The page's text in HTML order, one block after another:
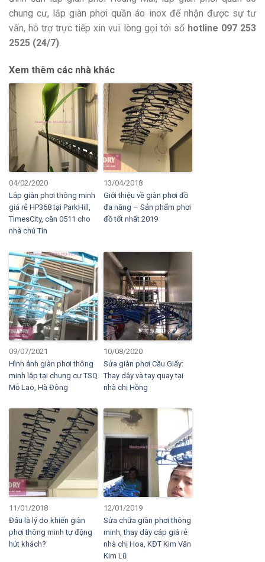
chung cư, lắp giàn phơi quần áo inox để nhận được sự tư
vấn, hỗ trợ trực tiếp xin vui lòng gọi tới số hotline 097 253
2525 (24/7).
Xem thêm các nhà khác
04/02/2020
Lắp giàn phơi thông minh
giá rẻ HP368 tại ParkHill,
TimesCity, căn 0511 cho
nhà chú Tín
13/04/2018
Giới thiệu về giàn phơi đồ
đa năng – Sản phẩm phơi
đồ tốt nhất 2019
09/07/2021
Hình ảnh giàn phơi thông
minh lắp tại chung cư TSQ
Mỗ Lao, Hà Đông
10/08/2020
Sửa giàn phơi Cầu Giấy:
Thay dây và tay quay tại
nhà chị Hồng
11/01/2018
Đâu là lý do khiến giàn
phơi thông minh tự động
hút khách?
12/01/2019
Sửa chữa giàn phơi thông
minh, thay dây cáp giá rẻ
nhà chị Hoa, KĐT Kim Văn
Kim Lũ